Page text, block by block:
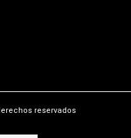
reservados